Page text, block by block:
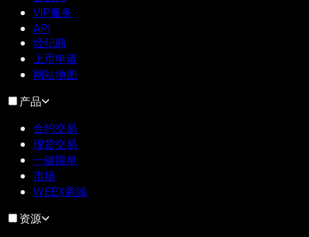
VIP服务
API
经纪商
上币申请
网站地图
产品
合约交易
现货交易
一键跟单
市场
WEEX商城
资源